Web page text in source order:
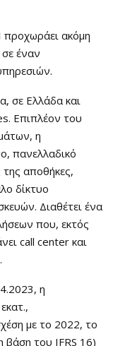
ακόμη
έναν
σε Ελλάδα και
Επιπλέον του
η
πανελλαδικό
της αποθήκες,
δίκτυο
Διαθέτει ένα
που, εκτός
call center και
η
με το 2022, το
βάση του IFRS 16)